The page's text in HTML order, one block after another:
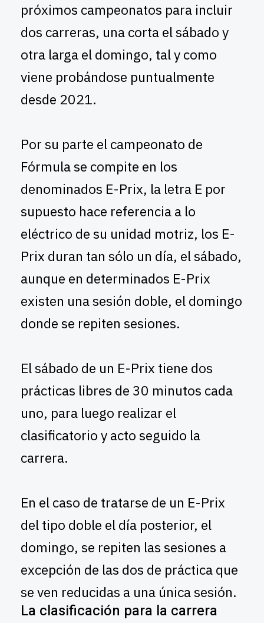
próximos campeonatos para incluir
dos carreras, una corta el sábado y
otra larga el domingo, tal y como
viene probándose puntualmente
desde 2021.
Por su parte el campeonato de
Fórmula se compite en los
denominados E-Prix, la letra E por
supuesto hace referencia a lo
eléctrico de su unidad motriz, los E-
Prix duran tan sólo un día, el sábado,
aunque en determinados E-Prix
existen una sesión doble, el domingo
donde se repiten sesiones.
El sábado de un E-Prix tiene dos
prácticas libres de 30 minutos cada
uno, para luego realizar el
clasificatorio y acto seguido la
carrera.
En el caso de tratarse de un E-Prix
del tipo doble el día posterior, el
domingo, se repiten las sesiones a
excepción de las dos de práctica que
se ven reducidas a una única sesión.
La clasificación para la carrera